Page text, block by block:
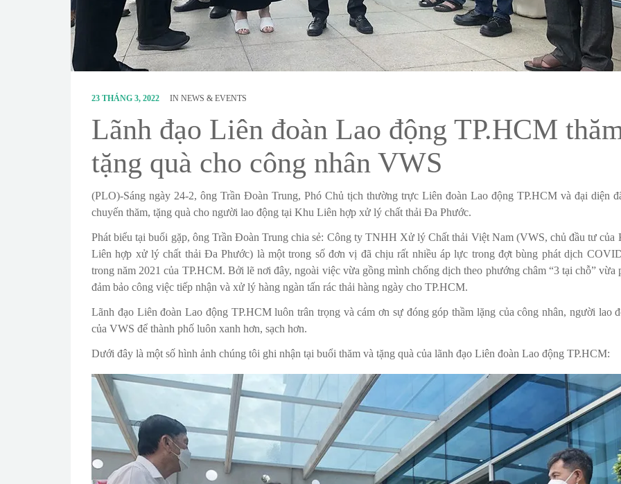
23 THÁNG 3, 2022 IN NEWS & EVENTS
Lãnh đạo Liên đoàn Lao động TP.HCM
tặng quà cho công nhân VWS
(PLO)-Sáng ngày 24-2, ông Trần Đoàn Trung, Phó Chủ tịch thường trực Liên đoàn Lao động TP.HCM và đại diện
chuyến thăm, tặng quà cho người lao động tại Khu Liên hợp xử lý chất thải Đa Phước.
Phát biểu tại buổi gặp, ông Trần Đoàn Trung chia sẻ: Công ty TNHH Xử lý Chất thải Việt Nam (VWS, chủ đầu tư của
Liên hợp xử lý chất thải Đa Phước) là một trong số đơn vị đã chịu rất nhiều áp lực trong đợt bùng phát dịch
trong năm 2021 của TP.HCM. Bởi lẽ nơi đây, ngoài việc vừa gồng mình chống dịch theo phướng châm “3 tại chỗ” vừa
đảm bảo công việc tiếp nhận và xử lý hàng ngàn tấn rác thải hàng ngày cho TP.HCM.
Lãnh đạo Liên đoàn Lao động TP.HCM luôn trân trọng và cám ơn sự đóng góp thầm lặng của công nhân, người lao
của VWS để thành phố luôn xanh hơn, sạch hơn.
Dưới đây là một số hình ảnh chúng tôi ghi nhận tại buổi thăm và tặng quà của lãnh đạo Liên đoàn Lao động TP.HCM: